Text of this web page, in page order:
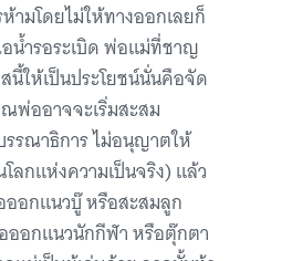
ามโดยไม่ให้ทางออกเลยก็
น้ำรอระเบิด พ่อแม่ที่ชาญ
นี้ให้เป็นประโยชน์นั่นคือจัด
พ่ออาจจะเริ่มสะสม
รรณาธิการ ไม่อนุญาตให้
ลกแห่งความเป็นจริง) แล้ว
อกแนวบู๊ หรือสะสมลูก
ออกแนวนักกีฬา หรือตุ๊กตา